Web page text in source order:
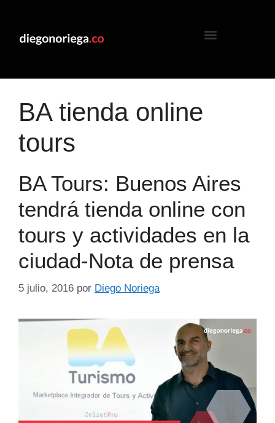
BA tienda online
tours
BA Tours: Buenos Aires
tendrá tienda online con
tours y actividades en la
ciudad-Nota de prensa
5 julio, 2016 por Diego Noriega